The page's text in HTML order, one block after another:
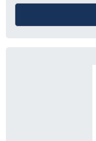
automático e
versão EX-
NR18, NR12 e
seguro e
em obras e
oferece
instalação
reposição,